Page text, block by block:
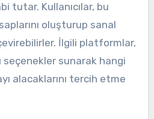
tutar. Kullanıcılar, bu
oluşturup sanal
İlgili platformlar,
seçenekler sunarak hangi
alacaklarını tercih etme